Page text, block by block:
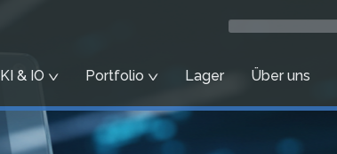
KI & IO Portfolio Lager Über uns